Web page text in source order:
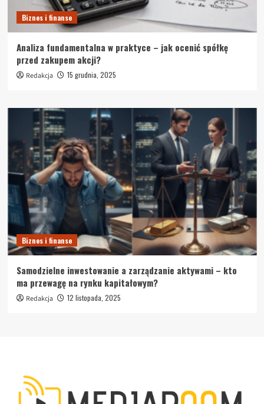
Biznes i finanse
Analiza fundamentalna w praktyce – jak ocenić spółkę
przed zakupem akcji?
Redakcja 15 grudnia, 2025
Biznes i finanse
Samodzielne inwestowanie a zarządzanie aktywami – kto
ma przewagę na rynku kapitałowym?
Redakcja 12 listopada, 2025